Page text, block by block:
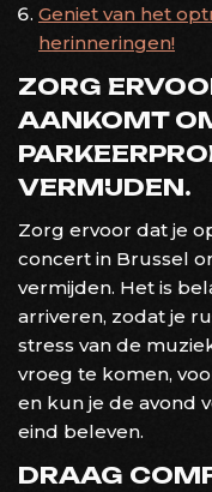
Geniet van het
herinneringen!
ZORG
AANKOMT
VERMIJDEN.
Zorg ervoor dat je
concert in Brussel
vermijden. Het is
arriveren, zodat je
stress van de
vroeg te komen,
en kun je de avond
eind beleven.
DRAAG